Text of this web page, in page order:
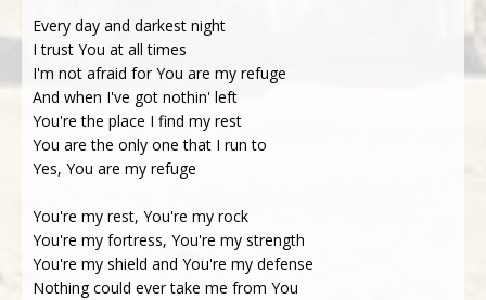
Every day and darkest night
I trust You at all times
I'm not afraid for You are my refuge
And when I've got nothin' left
You're the place I find my rest
You are the only one that I run to
Yes, You are my refuge
You're my rest, You're my rock
You're my fortress, You're my strength
You're my shield and You're my defense
Nothing could ever take me from You